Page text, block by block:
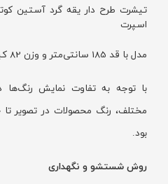
تیشرت طرح دار یقه گرد آستین
اسپرت
مدل با قد 185 سانتی‌متر و وزن 82 کیلوگرم سایز M را پوشیده است
با توجه به تفاوت نمایش
بود.
روش شستشو و نگهداری